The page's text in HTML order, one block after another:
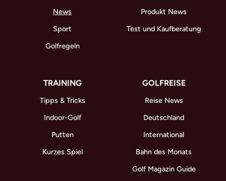
News
Sport
Golfregeln
Produkt News
Test und Kaufberatung
TRAINING
Tipps & Tricks
Indoor-Golf
Putten
Kurzes Spiel
GOLFREISE
Reise News
Deutschland
International
Bahn des Monats
Golf Magazin Guide